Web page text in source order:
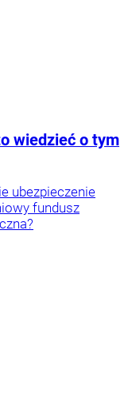
wiedzieć o tym
ubezpieczenie
fundusz